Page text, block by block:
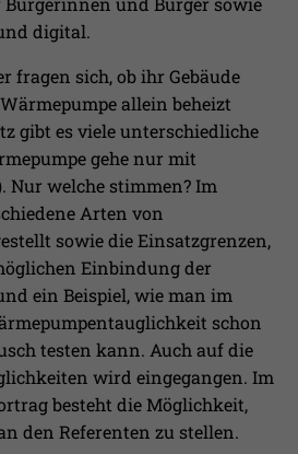
digital.
fragen sich, ob ihr Gebäude
allein beheizt
gibt es viele unterschiedliche
gehe nur mit
Nur welche stimmen? Im
Arten von
sowie die Einsatzgrenzen,
Einbindung der
ein Beispiel, wie man im
schon
testen kann. Auch auf die
wird eingegangen. Im
besteht die Möglichkeit,
den Referenten zu stellen.
auf der Webseite, wie z.B. die
der Besuche, durchschnittliche
auf der Webseite und
Seiten gelesen wurden.
im Seitenaufrufe des
während der Sitzung
anzubieten.